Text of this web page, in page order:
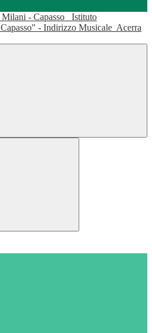
Istituto
- Indirizzo Musicale Acerra